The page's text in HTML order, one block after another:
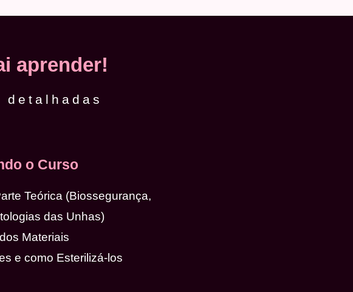
aprender!
o Curso
Teórica (Biossegurança,
das Unhas)
Materiais
e como Esterilizá-los